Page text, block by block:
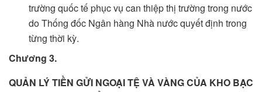
trường quốc tế phục vụ can thiệp thị trường trong nước
do Thống đốc Ngân hàng Nhà nước quyết định trong
từng thời kỳ.
Chương 3.
QUẢN LÝ TIỀN GỬI NGOẠI TỆ VÀ VÀNG CỦA KHO BẠC